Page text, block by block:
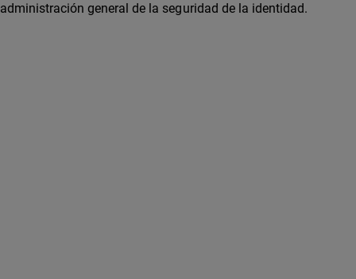
administración general de la seguridad de la identidad.